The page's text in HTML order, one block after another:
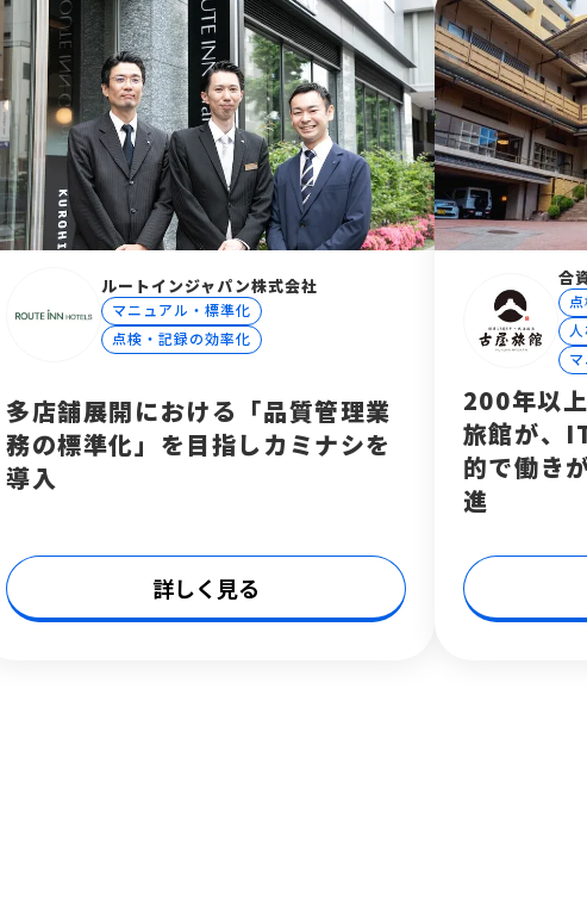
ルートインジャパン株式会社
マニュアル・標準化
点検・記録の効率化
多店舗展開における「品質管理業
務の標準化」を目指しカミナシを
導入
詳しく見る
合
200年以
旅館が、
的で働き
進